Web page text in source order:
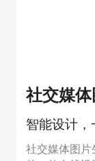
社交媒
智能设计
社交媒体图